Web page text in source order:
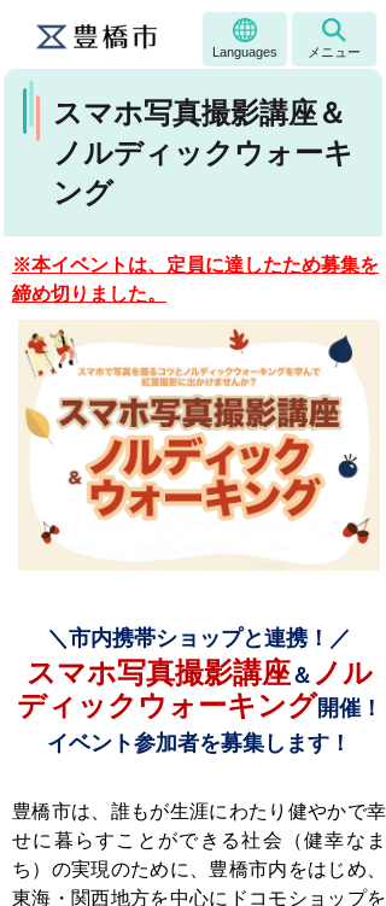
Languages メニュー
スマホ写真撮影講座＆
ノルディックウォーキ
ング
※本イベントは、定員に達したため募集を
締め切りました。
＼市内携帯ショップと連携！／
スマホ写真撮影講座＆ ノル
ディックウォーキング開催！
イベント参加者を募集します！
豊橋市は、誰もが生涯にわたり健やかで幸
せに暮らすことができる社会（健幸なま
ち）の実現のために、豊橋市内をはじめ、
東海・関西地方を中心にドコモショップを